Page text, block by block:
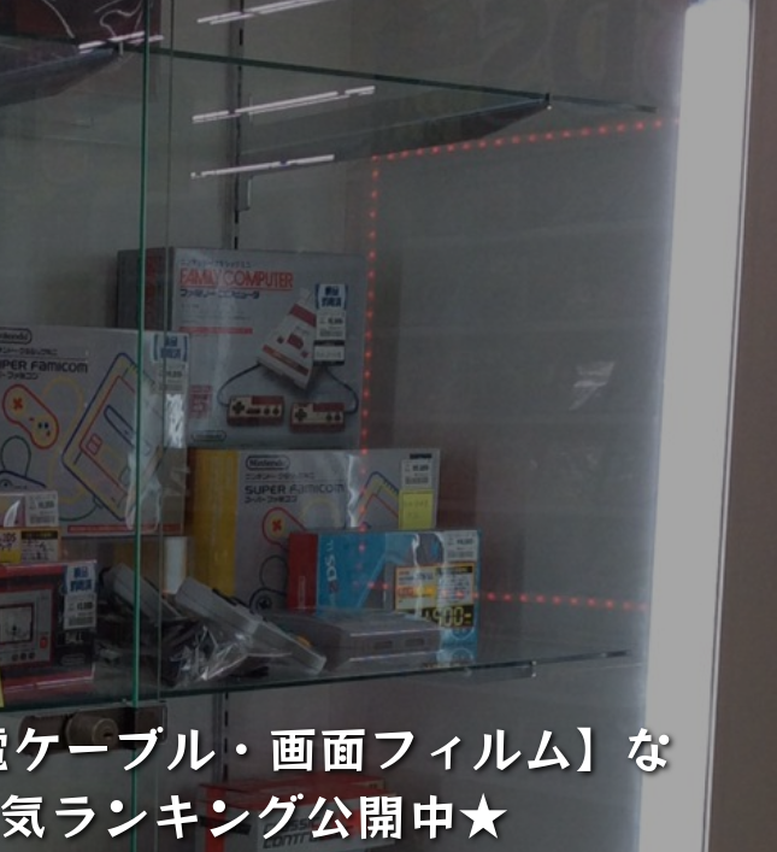
ーブル・画面フィルム】な
ランキング公開中★